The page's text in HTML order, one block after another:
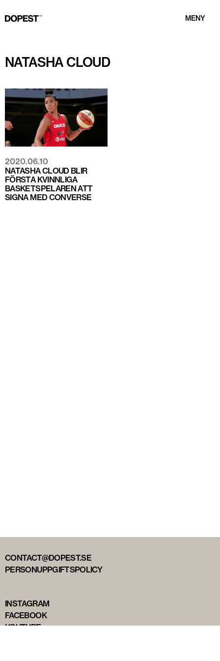
MENY
NATASHA CLOUD
2020.06.10
NATASHA CLOUD BLIR
FÖRSTA KVINNLIGA
BASKETSPELAREN ATT
SIGNA MED CONVERSE
CONTACT@DOPEST.SE
PERSONUPPGIFTSPOLICY
INSTAGRAM
FACEBOOK
YOUTUBE